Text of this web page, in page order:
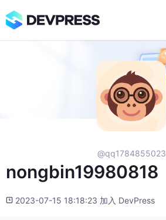
@qq1784855023
nongbin19980818
2023-07-15 18:18:23 加入 DevPress